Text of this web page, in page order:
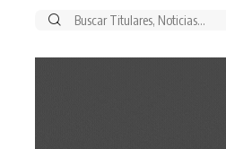
Buscar